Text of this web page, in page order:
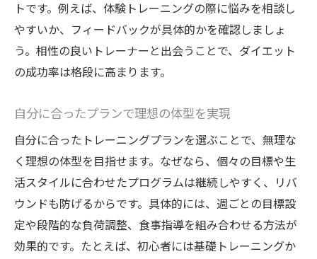
トです。例えば、体験トレーニングの際に悩みを相談し
やすいか、フィードバックが具体的かを確認しましょ
う。相性の良いトレーナーと出会うことで、ダイエット
の成功率は格段に高まります。
自分に合ったプランで理想の体型を実現
自分に合ったトレーニングプランを選ぶことで、無理な
く理想の体型を目指せます。なぜなら、個々の目標や生
活スタイルに合わせたプログラムは継続しやすく、リバ
ウンドも防げるからです。具体的には、週ごとの目標設
定や段階的な負荷調整、食事指導を組み合わせる方法が
効果的です。たとえば、初心者には基礎トレーニングか